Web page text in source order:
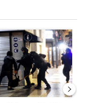
dio media sanción
de tendencia con el